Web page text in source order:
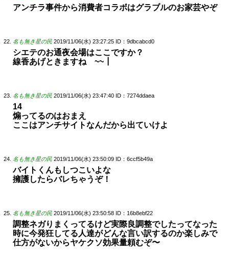
アンチラ事件から消費者コラボはグラブルのお家芸やぞ
名も無き星の民 2019/11/06(水) 23:27:25 ID：9dbcabcd0
シエテのお通夜会場はここですか？
線香あげときますね ~~┃
名も無き星の民 2019/11/06(水) 23:47:40 ID：7274ddaea
14
煽ってるのはおまえ
ここはアンチサイトなんだから出ていけよ
名も無き星の民 2019/11/06(水) 23:50:09 ID：6ccf5b49a
バイトくんもしつこいよな
擁護したらバレちゃうぞ！
名も無き星の民 2019/11/06(水) 23:50:58 ID：16b8ebf22
調整ネガりまくってるけど実際良調整でしたってなった
時に今発狂してる人達がどんな言い訳するのか楽しみで
仕方がないからヤケクソ効果量頼むぞ〜